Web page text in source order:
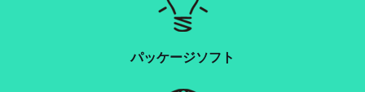
パッケージソフト